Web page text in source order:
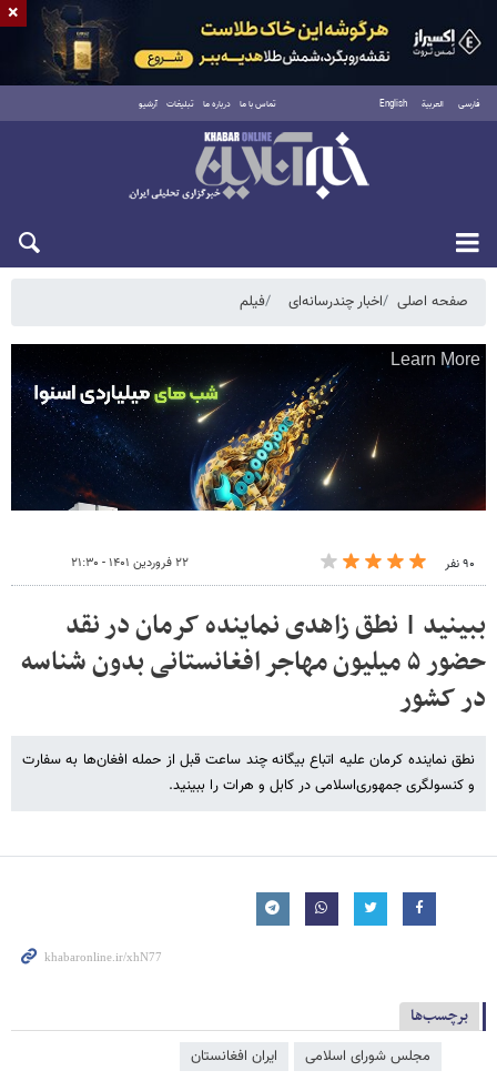
فارسی العربية English تماس با ما درباره ما تبلیغات آرشیو
دوشنبه ۱۹ مرداد ۱۴۰۵
صفحه اصلی اخبار چندرسانه‌ای فیلم
۹۰ نفر ۲۲ فروردین ۱۴۰۱ - ۲۱:۳۰
ببینید | نطق زاهدی نماینده کرمان در نقد
حضور ۵ میلیون مهاجر افغانستانی بدون شناسه
در کشور
نطق نماینده کرمان علیه اتباع بیگانه چند ساعت قبل از حمله افغان‌ها به سفارت
و کنسولگری جمهوری‌اسلامی در کابل و هرات را ببینید.
برچسب‌ها
مجلس شورای اسلامی ایران افغانستان
×